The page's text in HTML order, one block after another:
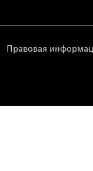
Правовая